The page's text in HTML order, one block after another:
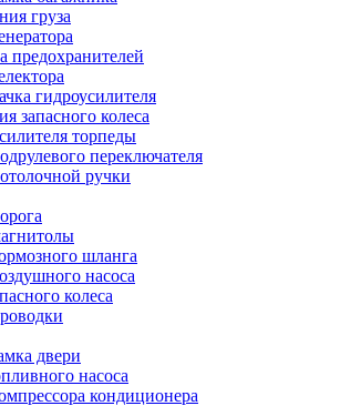
груза
предохранителей
гидроусилителя
запасного колеса
торпеды
переключателя
ручки
шланга
насоса
колеса
двери
насоса
кондиционера